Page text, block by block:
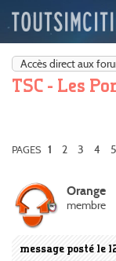
TSC - Les
PAGES 1 2 3 4 5
message posté le
Orange
membre